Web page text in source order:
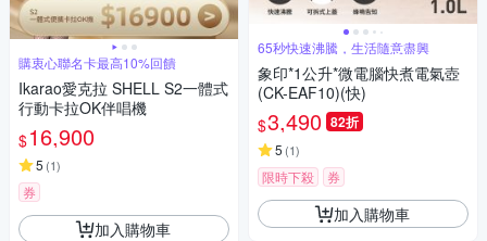
購衷心聯名卡最高10%回饋
Ikarao愛克拉 SHELL S2一體式
行動卡拉OK伴唱機
$16,900
5 (1)
券
加入購物車
65秒快速沸騰，生活隨意盡興
象印*1公升*微電腦快煮電氣壺
(CK-EAF10)(快)
$3,490 82折
5 (1)
限時下殺 券
加入購物車